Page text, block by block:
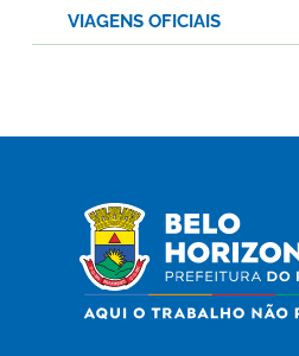
VIAGENS OFICIAIS